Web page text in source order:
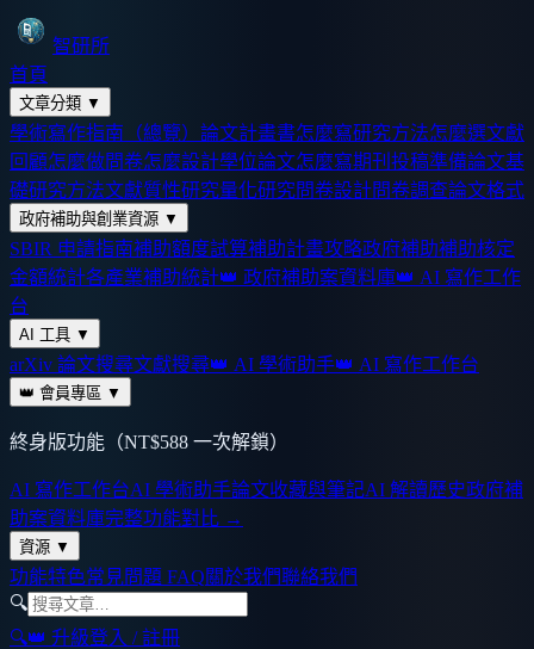
智研所
首頁
文章分類 ▼
學術寫作指南（總覽） 論文計畫書怎麼寫研究方法怎麼選文獻
回顧怎麼做問卷怎麼設計學位論文怎麼寫期刊投稿準備論文基
礎研究方法文獻質性研究量化研究問卷設計問卷調查論文格式
政府補助與創業資源 ▼
SBIR 申請指南補助額度試算補助計畫攻略政府補助補助核定
金額統計各產業補助統計👑 政府補助案資料庫👑 AI 寫作工作
台
AI 工具 ▼
arXiv 論文搜尋文獻搜尋👑 AI 學術助手👑 AI 寫作工作台
👑 會員專區 ▼
終身版功能（NT$588 一次解鎖）
AI 寫作工作台AI 學術助手論文收藏與筆記AI 解讀歷史政府補
助案資料庫完整功能對比 →
資源 ▼
功能特色常見問題 FAQ關於我們聯絡我們
🔍
🔍👑 升級登入 / 註冊